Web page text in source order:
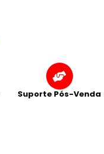
Suporte Pós-Venda